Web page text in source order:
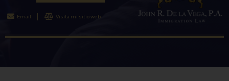
Email Visita mi sitio web